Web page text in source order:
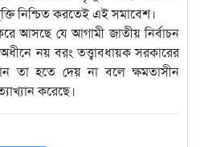
নিশ্চিত করতেই এই সমাবেশ।
আসছে যে আগামী জাতীয় নির্বাচন
নয় বরং তত্ত্বাবধায়ক সরকারের
তা হতে দেয় না বলে ক্ষমতাসীন
করেছে।